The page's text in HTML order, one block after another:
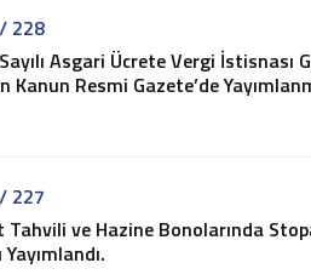
228
Asgari Ücrete Vergi İstisnası
Kanun Resmi Gazete’de
227
Tahvili ve Hazine Bonolarında
Yayımlandı.